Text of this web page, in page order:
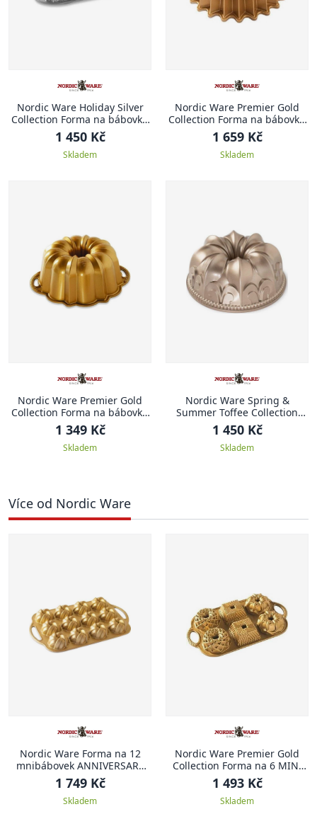
Nordic Ware Holiday Silver
Collection Forma na bábovku
DOMEČKY
1 450 Kč
Skladem
Nordic Ware Premier Gold
Collection Forma na bábovku
Brilliance, 26 cm
1 659 Kč
Skladem
Nordic Ware Premier Gold
Collection Forma na bábovku
20 cm ANNIVERSARY
1 349 Kč
Skladem
Nordic Ware Spring &
Summer Toffee Collection
Forma na bábovku 23,5 cm
KRÁLOVSKÁ LILIE
1 450 Kč
Skladem
Více od Nordic Ware
Nordic Ware Forma na 12
mnibábovek ANNIVERSARY
PROPLETENÁ
1 749 Kč
Skladem
Nordic Ware Premier Gold
Collection Forma na 6 MINI
BÁBOVEK 1,4 l
1 493 Kč
Skladem